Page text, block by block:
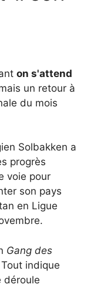
on s'attend
un retour à
du mois
Solbakken a
progrès
voie pour
son pays
en Ligue
Gang des
indique
déroule